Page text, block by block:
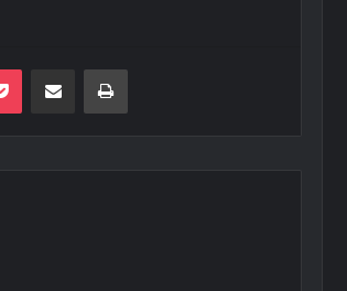
Pocket E-Posta ile paylaş Yazdır